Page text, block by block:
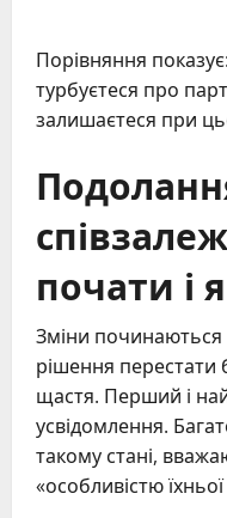
Порівняння
турбуєтеся про
залишаєтеся при
почати і
Зміни починаються
рішення
щастя. Перший і
усвідомлення.
такому стані,
«особливістю